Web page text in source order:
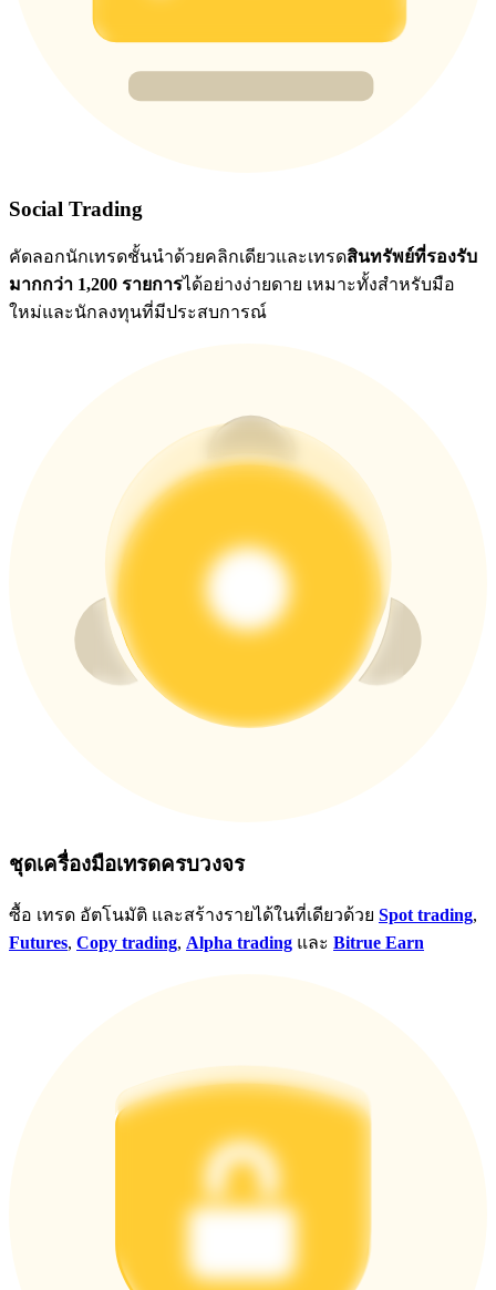
เข้าสู่ระบบลงชื่อ
Social Trading
คัดลอกนักเทรดชั้นนำด้วยคลิกเดียวและเทรดสินทรัพย์ที่รองรับ
มากกว่า 1,200 รายการได้อย่างง่ายดาย เหมาะทั้งสำหรับมือ
ใหม่และนักลงทุนที่มีประสบการณ์
ชุดเครื่องมือเทรดครบวงจร
ซื้อ เทรด อัตโนมัติ และสร้างรายได้ในที่เดียวด้วย Spot trading,
Futures, Copy trading, Alpha trading และ Bitrue Earn